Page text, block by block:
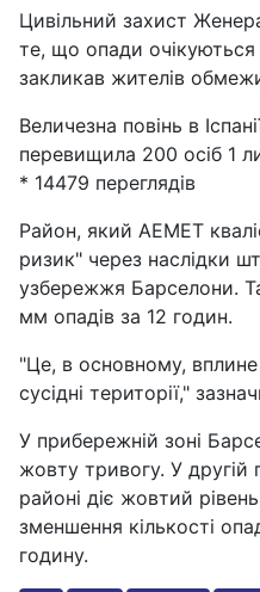
Цивільний захист
те, що опади очікуються
закликав жителів
Величезна повінь в
перевищила 200 осіб 1
* 14479 переглядів
Район, який AEMET
ризик" через наслідки
узбережжя Барселони.
мм опадів за 12 годин.
"Це, в основному,
сусідні території,"
У прибережній зоні
жовту тривогу. У
районі діє жовтий
зменшення кількості
годину.